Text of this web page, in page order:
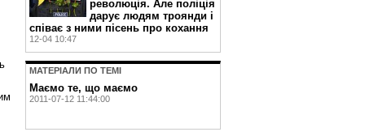
революція. Але поліція
дарує людям троянди і
співає з ними пісень про кохання
12-04 10:47
МАТЕРIАЛИ ПО ТЕМI
Маємо те, що маємо
2011-07-12 11:44:00